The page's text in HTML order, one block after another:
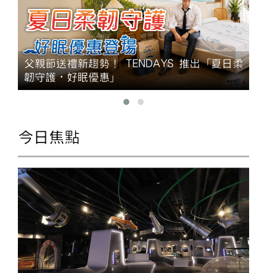
父親節送禮新趨勢！ TENDAYS 推出「夏日柔
韌守護・好眠優惠」
今日焦點